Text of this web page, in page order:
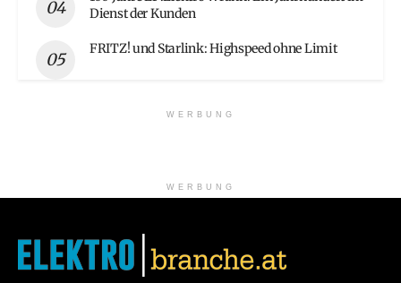
Dienst der Kunden
FRITZ! und Starlink: Highspeed ohne Limit
WERBUNG
WERBUNG